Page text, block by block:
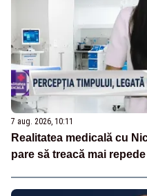
7 aug. 2026, 10:11
Realitatea medicală cu
pare să treacă mai